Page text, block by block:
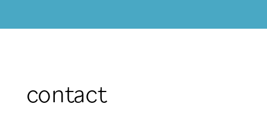
contact